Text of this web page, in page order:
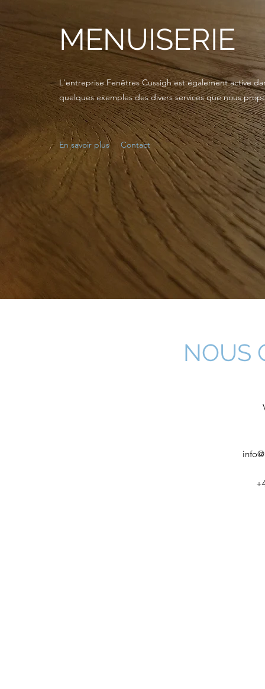
MENUISERIE
L'entreprise Fenêtres Cussigh est également active
quelques exemples des divers services que nous
En savoir plus Contact
NOUS